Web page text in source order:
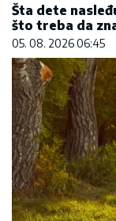
Šta dete
što treba da
05. 08. 2026 06:45